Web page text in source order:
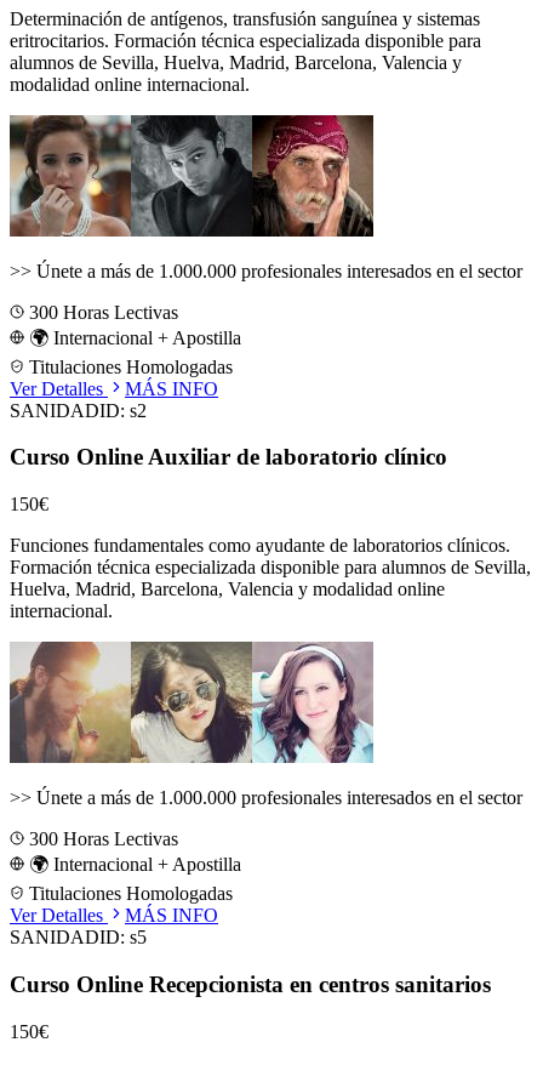
Determinación de antígenos, transfusión sanguínea y sistemas
eritrocitarios. Formación técnica especializada disponible para
alumnos de Sevilla, Huelva, Madrid, Barcelona, Valencia y
modalidad online internacional.
>> Únete a más de 1.000.000 profesionales interesados en el sector
300 Horas Lectivas
🌍 Internacional + Apostilla
Titulaciones Homologadas
Ver Detalles
MÁS INFO
SANIDADID: s2
Curso Online Auxiliar de laboratorio clínico
150€
Funciones fundamentales como ayudante de laboratorios clínicos.
Formación técnica especializada disponible para alumnos de Sevilla,
Huelva, Madrid, Barcelona, Valencia y modalidad online
internacional.
>> Únete a más de 1.000.000 profesionales interesados en el sector
300 Horas Lectivas
🌍 Internacional + Apostilla
Titulaciones Homologadas
Ver Detalles
MÁS INFO
SANIDADID: s5
Curso Online Recepcionista en centros sanitarios
150€